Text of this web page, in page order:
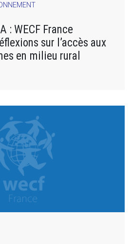
: WECF France
sur l’accès aux
en milieu rural